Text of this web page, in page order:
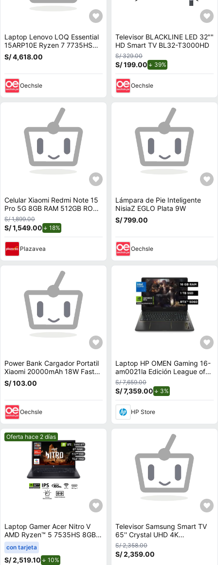
Laptop Lenovo LOQ Essential
15ARP10E Ryzen 7 7735HS
16GB RAM 512GB SSD RTX
4050 15.6 83S00000US
S/ 4,618.00
Oechsle
Televisor BLACKLINE LED 32""
HD Smart TV BL32-T3000HD
S/ 329.00
S/ 199.00 39%
Oechsle
Celular Xiaomi Redmi Note 15
Pro 5G 8GB RAM 512GB ROM
Titanio - 6580mAh
S/ 1,899.00
S/ 1,549.00 18%
Plazavea
Lámpara de Pie Inteligente
NisiaZ EGLO Plata 9W
S/ 799.00
Oechsle
Power Bank Cargador Portatil
Xiaomi 20000mAh 18W Fast
Charger
S/ 103.00
Oechsle
Laptop HP OMEN Gaming 16-
am0021la Edición League of
Legends, Intel Core i7, 16 GB
RAM, GPU NVIDIA GeForce
RTX™ 5060 , 1 TB SSD, 16"" a
con teclado en Inglés
S/ 7,659.00
S/ 7,359.00 3%
HP Store
Mejor precio.
Oferta hace 2 días
Laptop Gamer Acer Nitro V
AMD Ryzen™ 5 7535HS 8GB
RAM 512GB SSD 15.6"" RTX
3050
con tarjeta
S/ 2,519.10 10%
Televisor Samsung Smart TV
65'' Crystal UHD 4K
UN65U8000FGXPE - RACK
GIRATORIO
S/ 2,358.00
S/ 2,359.00